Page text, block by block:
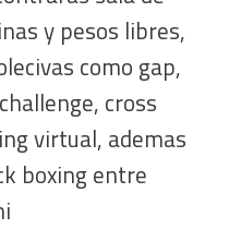
y pesos libres,
como gap,
cross
virtual, ademas
boxing entre